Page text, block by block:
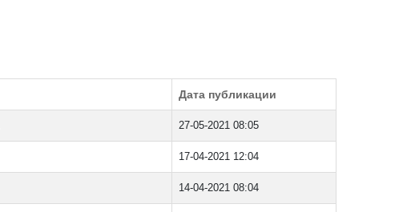
Дата публикации
27-05-2021 08:05
17-04-2021 12:04
14-04-2021 08:04